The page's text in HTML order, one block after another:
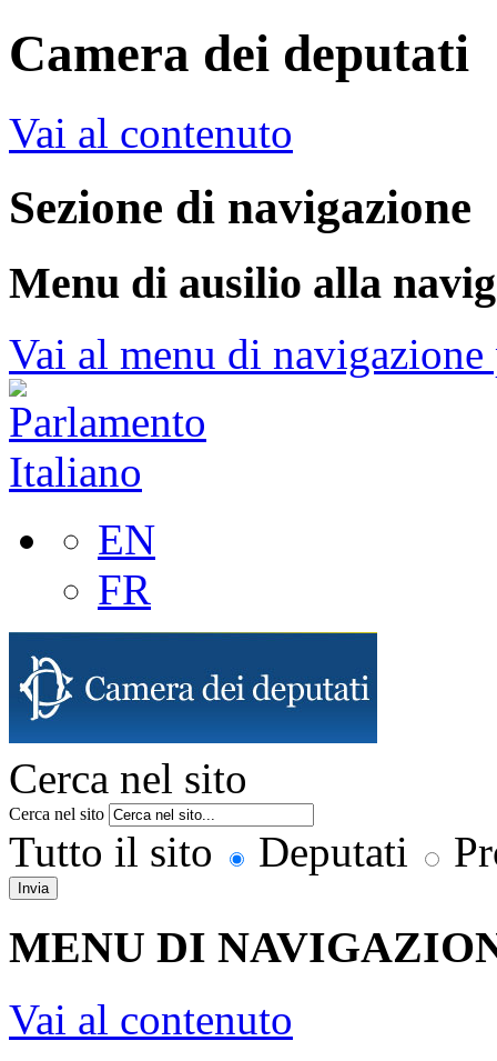
Camera dei deputati
Vai al contenuto
Sezione di navigazione
Menu di ausilio alla
Vai al menu di
EN
FR
Cerca nel sito
Cerca nel sito
Tutto il sito Deputati
Invia
MENU DI
Vai al contenuto